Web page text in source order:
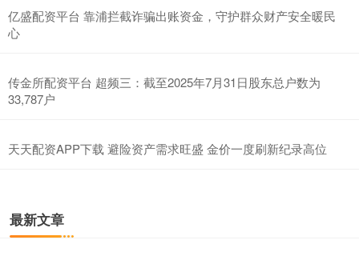
亿盛配资平台 靠浦拦截诈骗出账资金，守护群众财产安全暖民
心
传金所配资平台 超频三：截至2025年7月31日股东总户数为
33,787户
天天配资APP下载 避险资产需求旺盛 金价一度刷新纪录高位
最新文章